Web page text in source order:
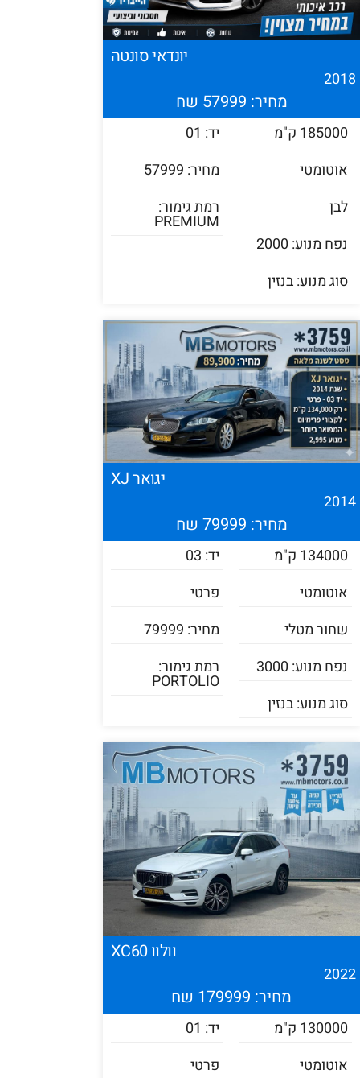
יונדאי סונטה
מחיר: 57999 שח
185000 ק"מ
אוטומטי
לבן
נפח מנוע: 2000
סוג מנוע: בנזין
יד: 01
מחיר: 57999
רמת גימור:
PREMIUM
יגואר XJ
מחיר: 79999 שח
134000 ק"מ
אוטומטי
שחור מטלי
נפח מנוע: 3000
סוג מנוע: בנזין
יד: 03
פרטי
מחיר: 79999
רמת גימור:
PORTOLIO
וולוו XC60
מחיר: 179999 שח
130000 ק"מ
אוטומטי
יד: 01
פרטי